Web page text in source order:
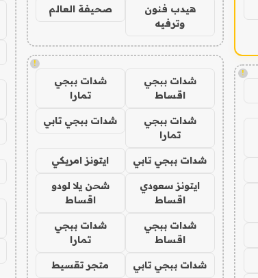
!
هيدب فنون
وترفيه
صحيفة العالم
!
شدات ببجي
اقساط
شدات ببجي
تمارا
شدات ببجي
تمارا
شدات ببجي تابي
شدات ببجي تابي ايتونز امريكي
ايتونز سعودي
اقساط
شحن يلا لودو
اقساط
شدات ببجي
اقساط
شدات ببجي
تمارا
شدات ببجي تابي متجر تقسيط